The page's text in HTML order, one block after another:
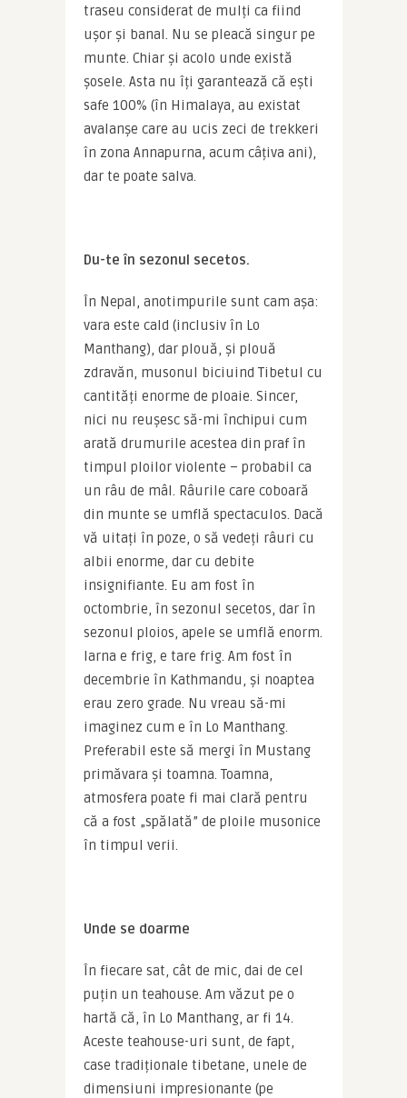
traseu considerat de mulți ca fiind
ușor și banal. Nu se pleacă singur pe
munte. Chiar și acolo unde există
șosele. Asta nu îți garantează că ești
safe 100% (în Himalaya, au existat
avalanșe care au ucis zeci de trekkeri
în zona Annapurna, acum câțiva ani),
dar te poate salva.
Du-te în sezonul secetos.
În Nepal, anotimpurile sunt cam așa:
vara este cald (inclusiv în Lo
Manthang), dar plouă, și plouă
zdravăn, musonul biciuind Tibetul cu
cantități enorme de ploaie. Sincer,
nici nu reușesc să-mi închipui cum
arată drumurile acestea din praf în
timpul ploilor violente – probabil ca
un râu de mâl. Râurile care coboară
din munte se umflă spectaculos. Dacă
vă uitați în poze, o să vedeți râuri cu
albii enorme, dar cu debite
insignifiante. Eu am fost în
octombrie, în sezonul secetos, dar în
sezonul ploios, apele se umflă enorm.
Iarna e frig, e tare frig. Am fost în
decembrie în Kathmandu, și noaptea
erau zero grade. Nu vreau să-mi
imaginez cum e în Lo Manthang.
Preferabil este să mergi în Mustang
primăvara și toamna. Toamna,
atmosfera poate fi mai clară pentru
că a fost „spălată” de ploile musonice
în timpul verii.
Unde se doarme
În fiecare sat, cât de mic, dai de cel
puțin un teahouse. Am văzut pe o
hartă că, în Lo Manthang, ar fi 14.
Aceste teahouse-uri sunt, de fapt,
case tradiționale tibetane, unele de
dimensiuni impresionante (pe